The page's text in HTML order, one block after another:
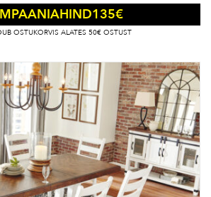
135€
OSTUKORVIS ALATES 50€ OSTUST